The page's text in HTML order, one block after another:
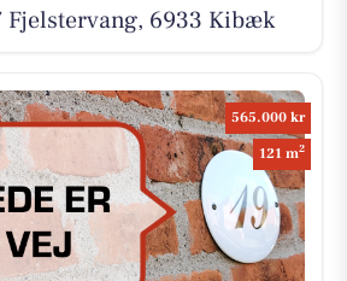
Fjelstervang, 6933 Kibæk
565.000 kr
121 m2